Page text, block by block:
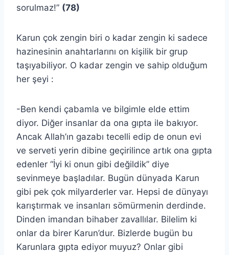
sorulmaz!” (78)
Karun çok zengin biri o kadar zengin ki sadece
hazinesinin anahtarlarını on kişilik bir grup
taşıyabiliyor. O kadar zengin ve sahip olduğum
her şeyi :
-Ben kendi çabamla ve bilgimle elde ettim
diyor. Diğer insanlar da ona gıpta ile bakıyor.
Ancak Allah’ın gazabı tecelli edip de onun evi
ve serveti yerin dibine geçirilince artık ona gıpta
edenler “İyi ki onun gibi değildik” diye
sevinmeye başladılar. Bugün dünyada Karun
gibi pek çok milyarderler var. Hepsi de dünyayı
karıştırmak ve insanları sömürmenin derdinde.
Dinden imandan bihaber zavallılar. Bilelim ki
onlar da birer Karun’dur. Bizlerde bugün bu
Karunlara gıpta ediyor muyuz? Onlar gibi